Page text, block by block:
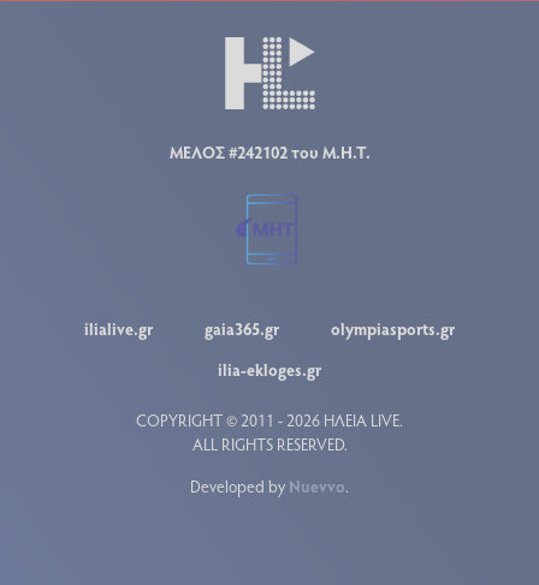
ΜΕΛΟΣ #242102 του Μ.Η.Τ.
ilialive.gr gaia365.gr
olympiasports.gr
ilia-ekloges.gr
COPYRIGHT © 2011 - 2026 ΗΛΕΙΑ LIVE.
ALL RIGHTS RESERVED.
Developed by Nuevvo.